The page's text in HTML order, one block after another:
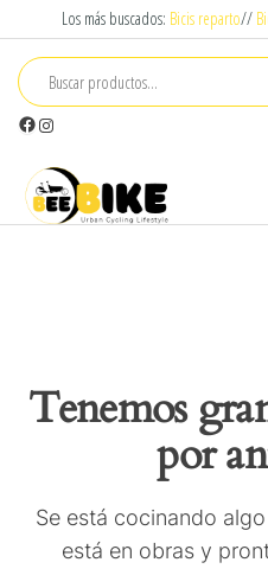
al
contenido
Los más buscados: Bicis reparto//
Facebook
Instagram
Lifestyle
Tenemos
por
Se está cocinando
está en obras y